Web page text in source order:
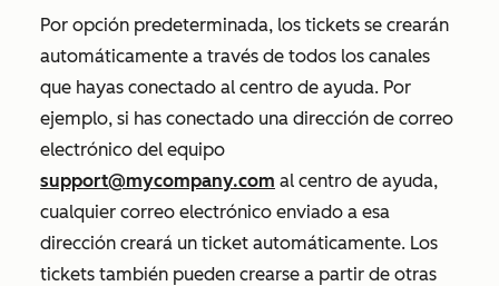
Por opción predeterminada, los tickets se crearán
automáticamente a través de todos los canales
que hayas conectado al centro de ayuda. Por
ejemplo, si has conectado una dirección de correo
electrónico del equipo
support@mycompany.com al centro de ayuda,
cualquier correo electrónico enviado a esa
dirección creará un ticket automáticamente. Los
tickets también pueden crearse a partir de otras